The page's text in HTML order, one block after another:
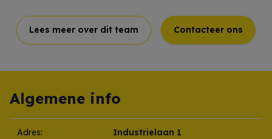
Lees meer over dit team Contacteer ons
Algemene info
Adres:
Industrielaan 1